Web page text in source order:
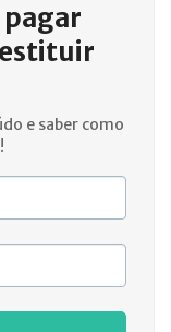
pagar
e saber como